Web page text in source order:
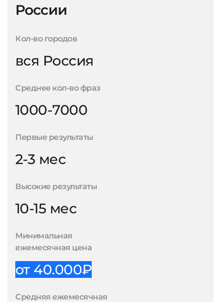
России
Кол-во городов
вся Россия
Среднее кол-во фраз
1000-7000
Первые результаты
2-3 мес
Высокие результаты
10-15 мес
Минимальная
ежемесячная цена
от 40.000₽
Средняя ежемесячная